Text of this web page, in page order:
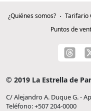
¿Quiénes somos? Tarifario
Puntos de
© 2019 La Estrella de
C/ Alejandro A. Duque G. -
Teléfono: +507 204-0000